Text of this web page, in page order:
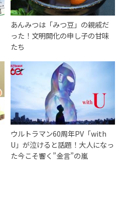
あんみつは「みつ豆」の親戚だ
った！文明開化の申し子の甘味
たち
ウルトラマン60周年PV「with
U」が泣けると話題！大人になっ
た今こそ響く”金言”の嵐